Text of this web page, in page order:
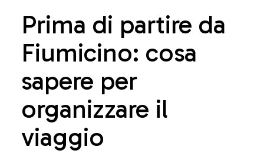
Prima di partire da
Fiumicino: cosa
sapere per
organizzare il
viaggio